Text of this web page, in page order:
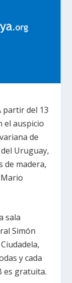
partir del 13
el auspicio
de
Uruguay,
de madera,
sala
Simón
y cada
es gratuita.